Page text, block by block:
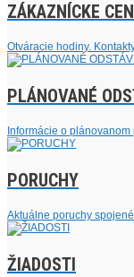
ZÁKAZNÍCKE
Otváracie hodiny.
PLÁNOVANÉ
Informácie o
PORUCHY
Aktuálne poruchy
ŽIADOSTI